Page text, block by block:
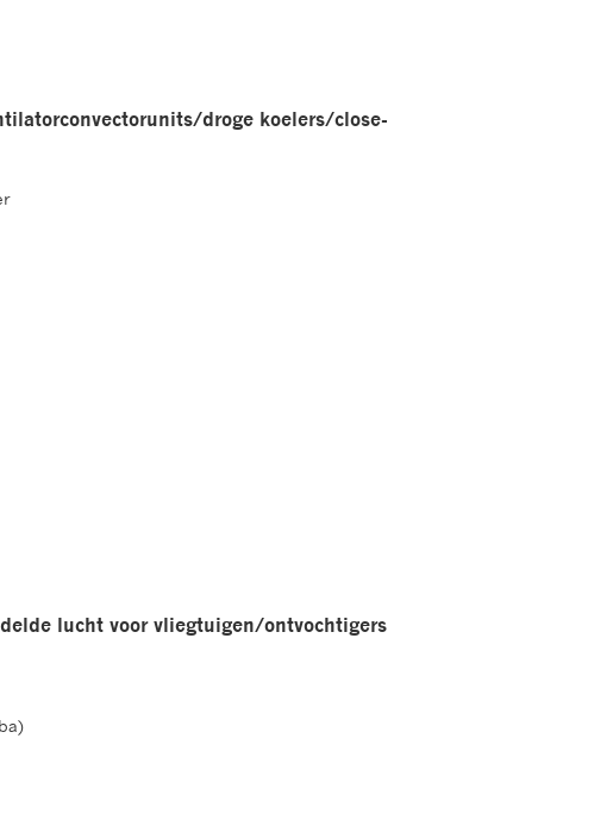
droge koelers/close-
lucht voor vliegtuigen/ontvochtigers